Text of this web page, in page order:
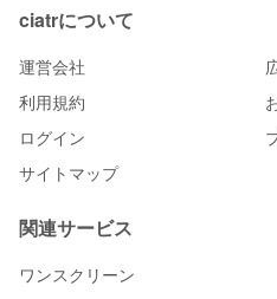
ciatrについて
運営会社
利用規約
ログイン
サイトマップ
関連サービス
ワンスクリーン